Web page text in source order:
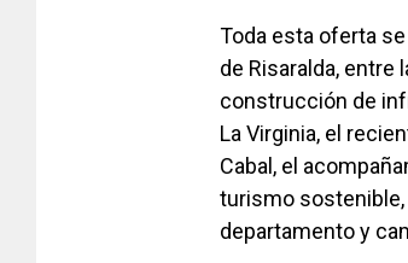
Toda esta oferta
de Risaralda,
construcción de
La Virginia, el
Cabal, el
turismo
departamento y